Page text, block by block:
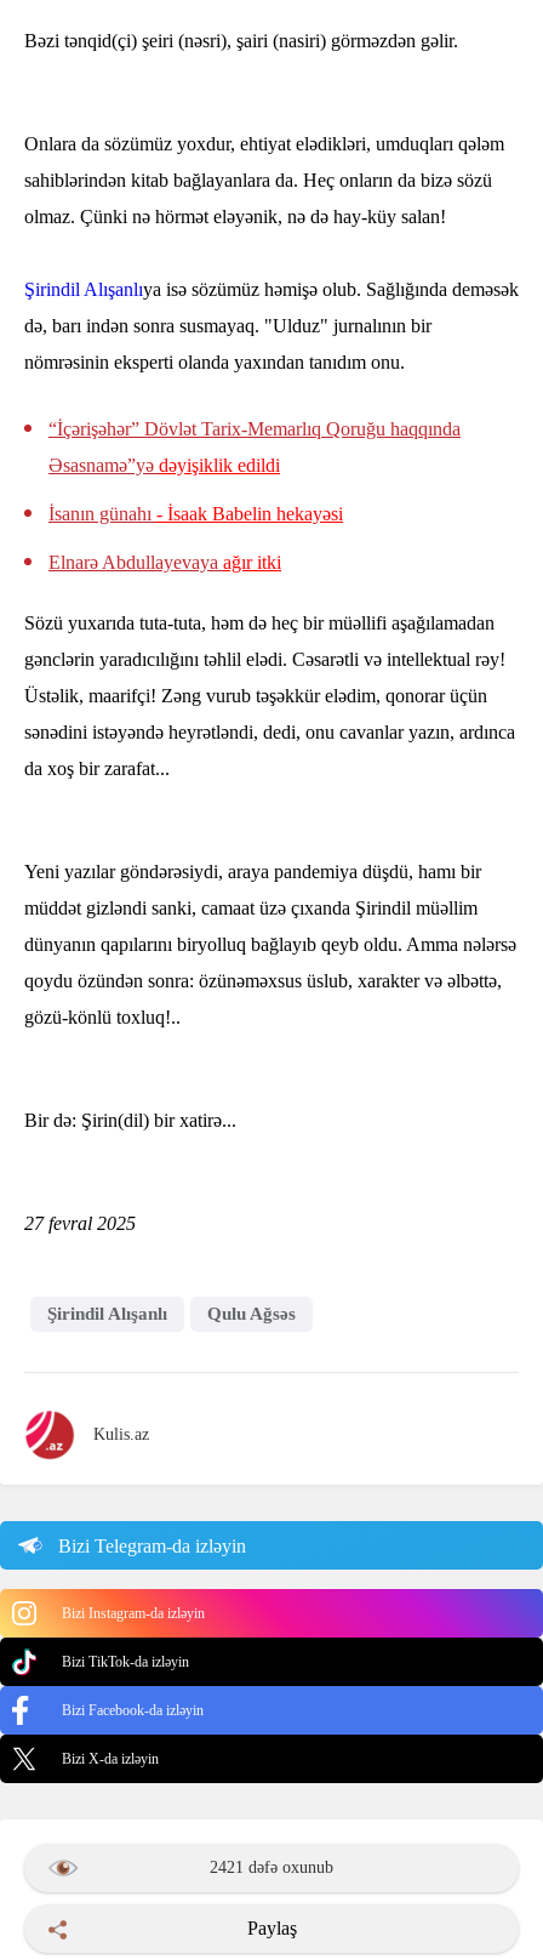
Bəzi tənqid(çi) şeiri (nəsri), şairi (nasiri) görməzdən gəlir.
Onlara da sözümüz yoxdur, ehtiyat elədikləri, umduqları qələm
sahiblərindən kitab bağlayanlara da. Heç onların da bizə sözü
olmaz. Çünki nə hörmət eləyənik, nə də hay-küy salan!
Şirindil Alışanlıya isə sözümüz həmişə olub. Sağlığında deməsək
də, barı indən sonra susmayaq. "Ulduz" jurnalının bir
nömrəsinin eksperti olanda yaxından tanıdım onu.
“İçərişəhər” Dövlət Tarix-Memarlıq Qoruğu haqqında
Əsasnamə”yə dəyişiklik edildi
İsanın günahı - İsaak Babelin hekayəsi
Elnarə Abdullayevaya ağır itki
Sözü yuxarıda tuta-tuta, həm də heç bir müəllifi aşağılamadan
gənclərin yaradıcılığını təhlil elədi. Cəsarətli və intellektual rəy!
Üstəlik, maarifçi! Zəng vurub təşəkkür elədim, qonorar üçün
sənədini istəyəndə heyrətləndi, dedi, onu cavanlar yazın, ardınca
da xoş bir zarafat...
Yeni yazılar göndərəsiydi, araya pandemiya düşdü, hamı bir
müddət gizləndi sanki, camaat üzə çıxanda Şirindil müəllim
dünyanın qapılarını biryolluq bağlayıb qeyb oldu. Amma nələrsə
qoydu özündən sonra: özünəməxsus üslub, xarakter və əlbəttə,
gözü-könlü toxluq!..
Bir də: Şirin(dil) bir xatirə...
27 fevral 2025
Şirindil Alışanlı Qulu Ağsəs
Kulis.az
Bizi Telegram-da izləyin
Bizi Instagram-da izləyin
Bizi TikTok-da izləyin
Bizi Facebook-da izləyin
Bizi X-da izləyin
2421 dəfə oxunub
Paylaş